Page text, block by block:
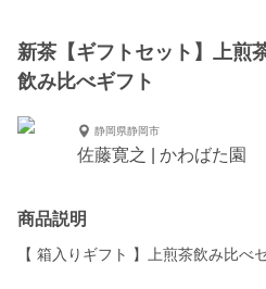
新茶【ギフトセット】上煎
飲み比べギフト
静岡県静岡市
佐藤寛之 | かわばた園
商品説明
【 箱入りギフト 】上煎茶飲み比べ